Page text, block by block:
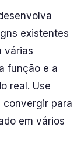
existentes
várias
função e a
real. Use
convergir para
em vários